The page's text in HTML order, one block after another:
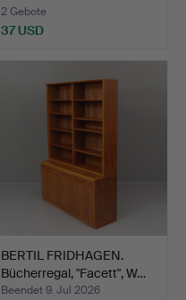
2 Gebote
37 USD
BERTIL FRIDHAGEN.
Bücherregal, "Facett", W…
Beendet 9. Jul 2026